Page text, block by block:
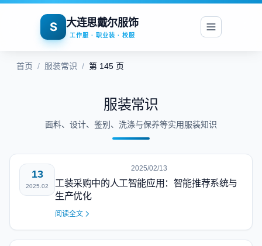
S 大连思戴尔服饰
工作服 · 职业装 · 校服
首页 / 服装常识 / 第 145 页
服装常识
面料、设计、鉴别、洗涤与保养等实用服装知识
13
2025.02
2025/02/13
工装采购中的人工智能应用：智能推荐系统与
生产优化
阅读全文